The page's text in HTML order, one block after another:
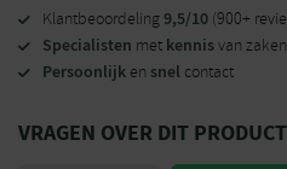
Klantbeoordeling9,5/10 (900+
Specialisten met kennisvan zaken
Persoonlijk en snel contact
VRAGEN OVER DIT